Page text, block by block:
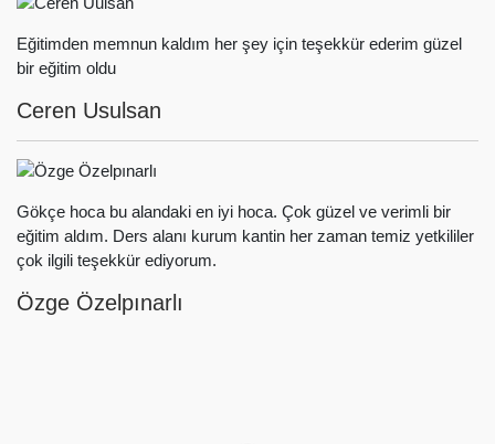
Eğitimden memnun kaldım her şey için teşekkür ederim güzel
bir eğitim oldu
Ceren Usulsan
Gökçe hoca bu alandaki en iyi hoca. Çok güzel ve verimli bir
eğitim aldım. Ders alanı kurum kantin her zaman temiz yetkililer
çok ilgili teşekkür ediyorum.
Özge Özelpınarlı